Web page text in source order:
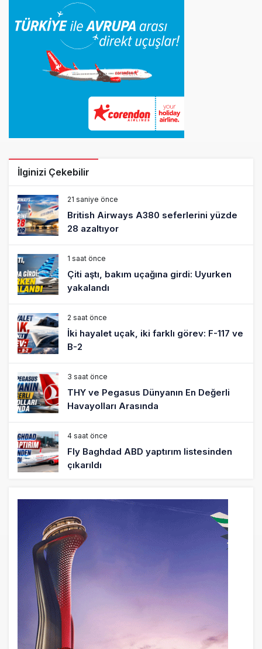
21 saniye önce
British Airways A380 seferlerini yüzde
28 azaltıyor
1 saat önce
Çiti aştı, bakım uçağına girdi: Uyurken
yakalandı
2 saat önce
İki hayalet uçak, iki farklı görev: F-117 ve
B-2
3 saat önce
THY ve Pegasus Dünyanın En Değerli
Havayolları Arasında
4 saat önce
Fly Baghdad ABD yaptırım listesinden
çıkarıldı
5 saat önce
Elektrikli uçaklar Avrupa’da kısa rotalara
hazırlanıyor
Trump’ı taşıyan Marine One, yolcu
uçağına fazla yaklaştı
6 saat önce
Emirates A380 yolcu rahatsızlanınca
İstanbul’a indi
7 saat önce
Emirates’in reddettiği 10 Boeing 777X
için United kararı